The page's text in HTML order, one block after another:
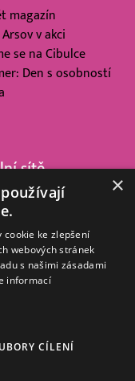
magazín
v akci
se na Cibulce
Den s osobností
sítě
práva vyhrazena.
×
cookie ke zlepšení
webových stránek
s našimi zásadami
informací
CÍLENÍ